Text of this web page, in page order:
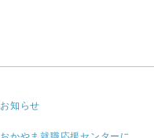
お知らせ